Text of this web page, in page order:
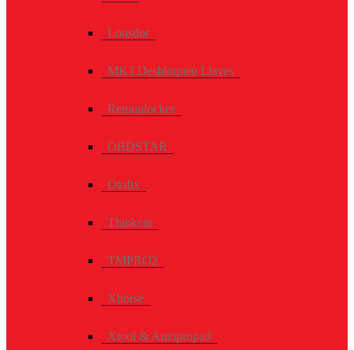
Lonsdor
MK3 Desbloqueo Llaves
Remunlocker
OBDSTAR
Otofix
Thinkcar
TMPRO2
Xhorse
Xtool & Autopropad